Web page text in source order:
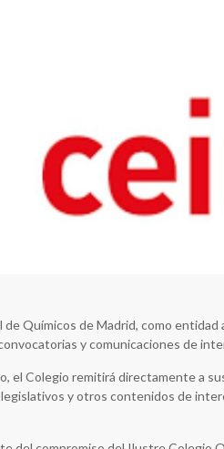
Químicos de Madrid, como
y comunicaciones de
el Colegio remitirá directamente a
y otros contenidos de